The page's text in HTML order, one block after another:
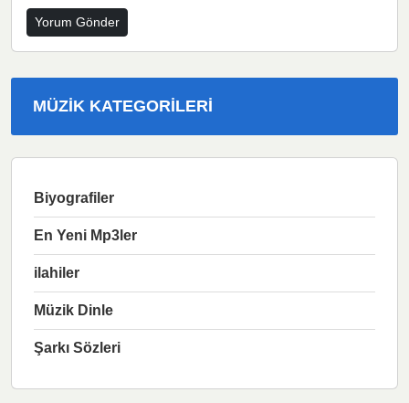
MÜZIK KATEGORILERI
Biyografiler
En Yeni Mp3ler
ilahiler
Müzik Dinle
Şarkı Sözleri